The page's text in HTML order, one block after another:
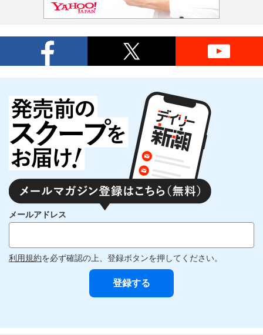
メールアドレス
利用規約を必ず確認の上、登録ボタンを押してください。